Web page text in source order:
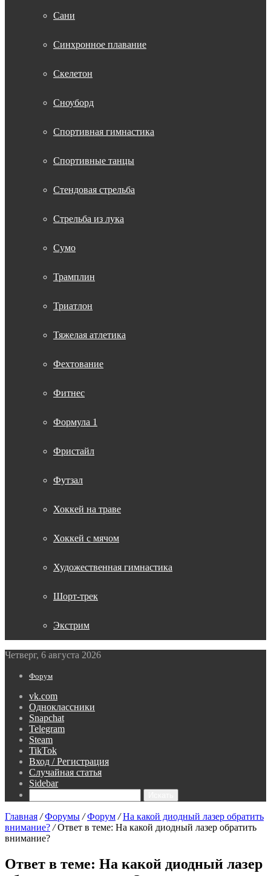
Сани
Синхронное плавание
Скелетон
Сноуборд
Спортивная гимнастика
Спортивные танцы
Стендовая стрельба
Стрельба из лука
Сумо
Трамплин
Триатлон
Тяжелая атлетика
Фехтование
Фитнес
Формула 1
Фристайл
Футзал
Хоккей на траве
Хоккей с мячом
Художественная гимнастика
Шорт-трек
Экстрим
Четверг, 6 августа 2026
Форум
vk.com
Одноклассники
Snapchat
Telegram
Steam
TikTok
Вход / Регистрация
Случайная статья
Sidebar
Главная / Форумы / Форум / На какой диодный лазер обратить
внимание? / Ответ в теме: На какой диодный лазер обратить
внимание?
Ответ в теме: На какой диодный лазер